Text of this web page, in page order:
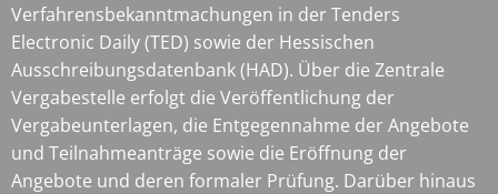
Verfahrensbekanntmachungen in der Tenders
Electronic Daily (TED) sowie der Hessischen
Ausschreibungsdatenbank (HAD). Über die Zentrale
Vergabestelle erfolgt die Veröffentlichung der
Vergabeunterlagen, die Entgegennahme der Angebote
und Teilnahmeanträge sowie die Eröffnung der
Angebote und deren formaler Prüfung. Darüber hinaus